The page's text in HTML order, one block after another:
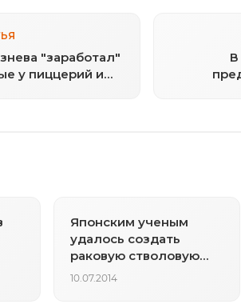
"заработал"
у пиццерий и
В
Японским ученым
удалось создать
раковую стволовую
клетку
10.07.2014